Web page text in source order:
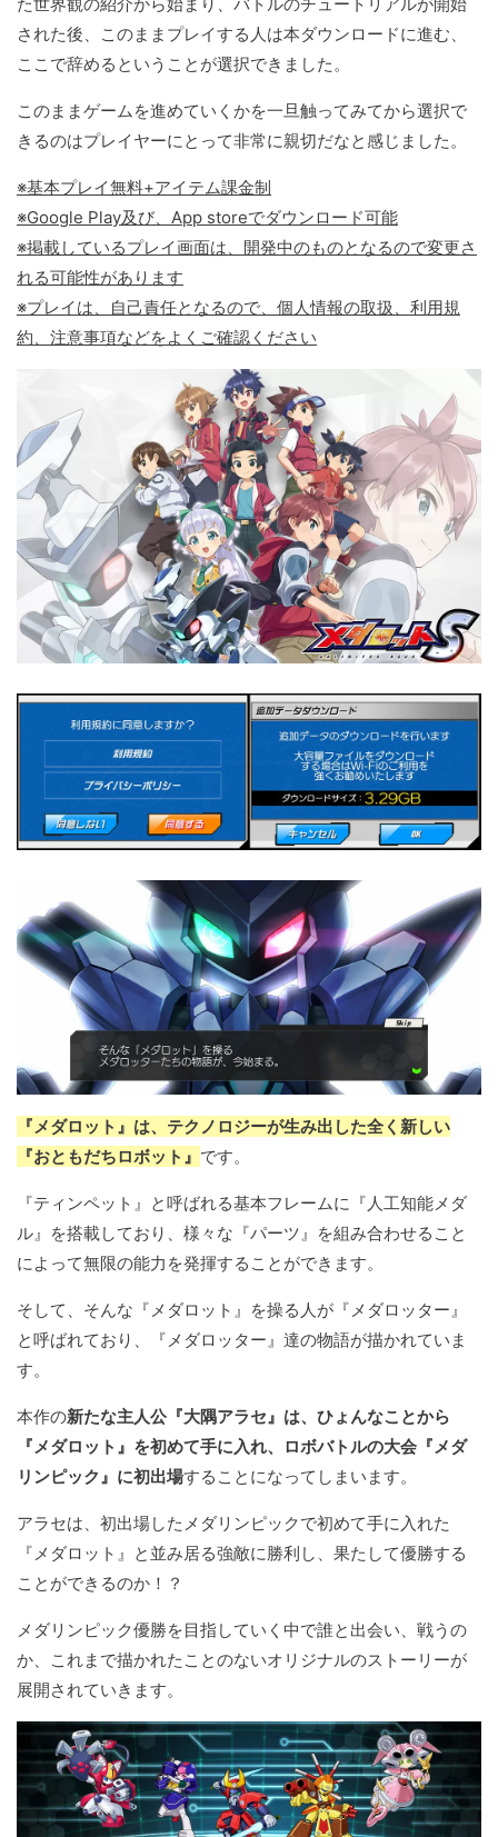
た世界観の紹介から始まり、バトルのチュートリアルが開始
された後、このままプレイする人は本ダウンロードに進む、
ここで辞めるということが選択できました。
このままゲームを進めていくかを一旦触ってみてから選択で
きるのはプレイヤーにとって非常に親切だなと感じました。
※基本プレイ無料+アイテム課金制
※Google Play及び、App storeでダウンロード可能
※掲載しているプレイ画面は、開発中のものとなるので変更さ
れる可能性があります
※プレイは、自己責任となるので、個人情報の取扱、利用規
約、注意事項などをよくご確認ください
『メダロット』は、テクノロジーが生み出した全く新しい
『おともだちロボット』 です。
『ティンペット』と呼ばれる基本フレームに『人工知能メダ
ル』を搭載しており、様々な『パーツ』を組み合わせること
によって無限の能力を発揮することができます。
そして、そんな『メダロット』を操る人が『メダロッター』
と呼ばれており、『メダロッター』達の物語が描かれていま
す。
本作の新たな主人公『大隅アラセ』は、ひょんなことから
『メダロット』を初めて手に入れ、ロボバトルの大会『メダ
リンピック』に初出場することになってしまいます。
アラセは、初出場したメダリンピックで初めて手に入れた
『メダロット』と並み居る強敵に勝利し、果たして優勝する
ことができるのか！？
メダリンピック優勝を目指していく中で誰と出会い、戦うの
か、これまで描かれたことのないオリジナルのストーリーが
展開されていきます。